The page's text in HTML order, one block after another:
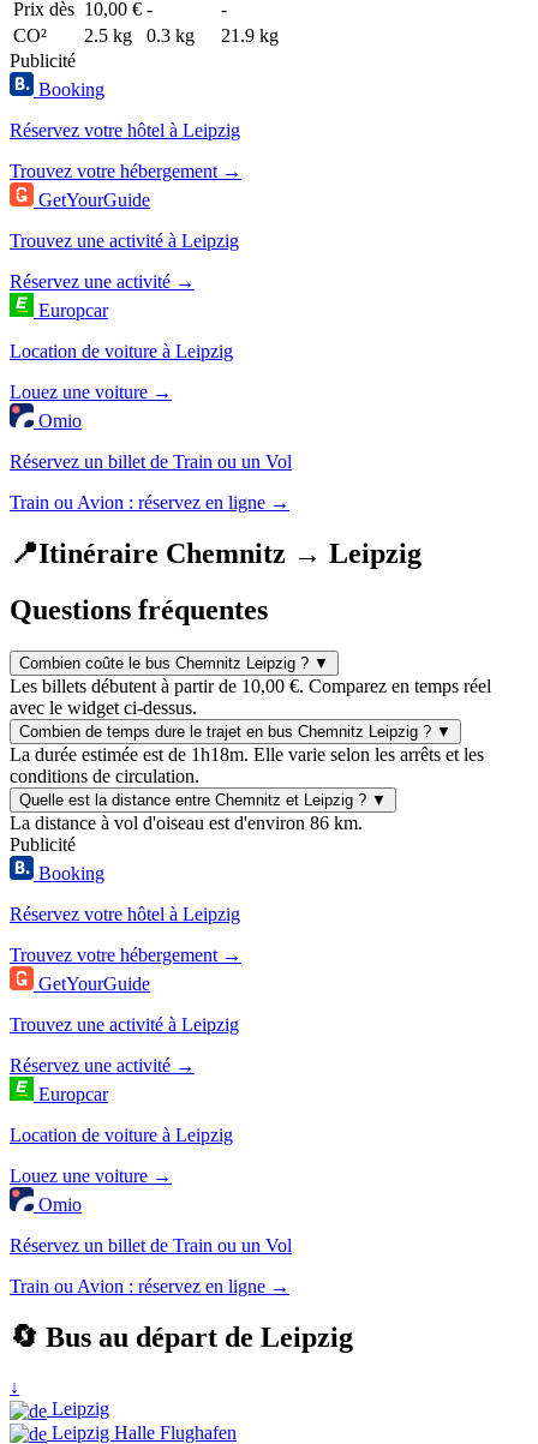
Prix dès 10,00 € -
-
CO²
2.5 kg 0.3 kg
21.9 kg
Publicité
Booking
Réservez votre hôtel à Leipzig
Trouvez votre hébergement →
GetYourGuide
Trouvez une activité à Leipzig
Réservez une activité →
Europcar
Location de voiture à Leipzig
Louez une voiture →
Omio
Réservez un billet de Train ou un Vol
Train ou Avion : réservez en ligne →
📍Itinéraire Chemnitz → Leipzig
Questions fréquentes
Combien coûte le bus Chemnitz Leipzig ? ▼
Les billets débutent à partir de 10,00 €. Comparez en temps réel
avec le widget ci-dessus.
Combien de temps dure le trajet en bus Chemnitz Leipzig ? ▼
La durée estimée est de 1h18m. Elle varie selon les arrêts et les
conditions de circulation.
Quelle est la distance entre Chemnitz et Leipzig ? ▼
La distance à vol d'oiseau est d'environ 86 km.
Publicité
Booking
Réservez votre hôtel à Leipzig
Trouvez votre hébergement →
GetYourGuide
Trouvez une activité à Leipzig
Réservez une activité →
Europcar
Location de voiture à Leipzig
Louez une voiture →
Omio
Réservez un billet de Train ou un Vol
Train ou Avion : réservez en ligne →
🔄 Bus au départ de Leipzig
↓
Leipzig
Leipzig Halle Flughafen